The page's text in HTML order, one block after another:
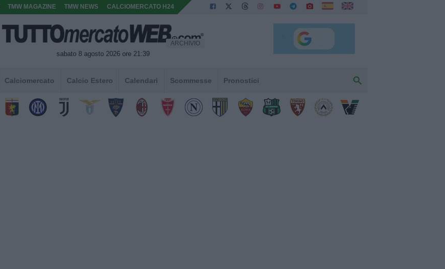
TMW MAGAZINE TMW NEWS CALCIOMERCATO H24
sabato 8 agosto 2026 ore 21:39
ARCHIVIO
Calciomercato Calcio Estero Calendari Scommesse Pronostici